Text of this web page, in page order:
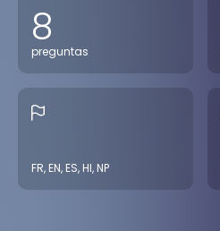
8
preguntas
FR, EN, ES, HI, NP